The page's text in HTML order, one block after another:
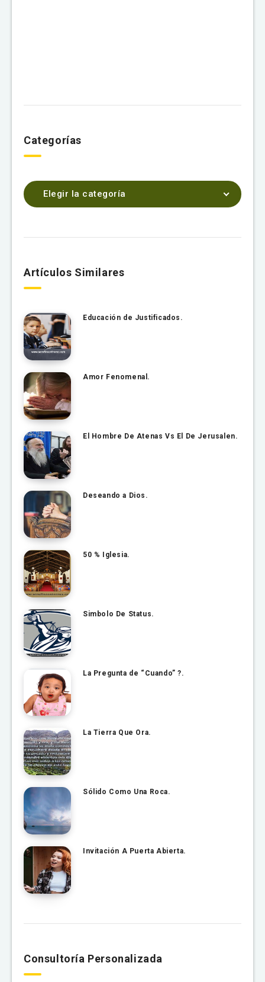
Categorías
Elegir la categoría
Artículos Similares
Educación de Justificados.
Amor Fenomenal.
El Hombre De Atenas Vs El De Jerusalen.
Deseando a Dios.
50 % Iglesia.
Simbolo De Status.
La Pregunta de “Cuando” ?.
La Tierra Que Ora.
Sólido Como Una Roca.
Invitación A Puerta Abierta.
Consultoría Personalizada